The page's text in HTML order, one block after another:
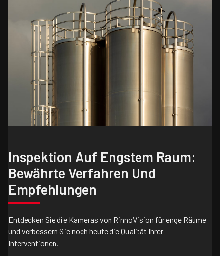
Inspektion Auf Engstem Raum:
Bewährte Verfahren Und
Empfehlungen
Entdecken Sie die Kameras von RinnoVision für enge Räume
und verbessern Sie noch heute die Qualität Ihrer
Interventionen.